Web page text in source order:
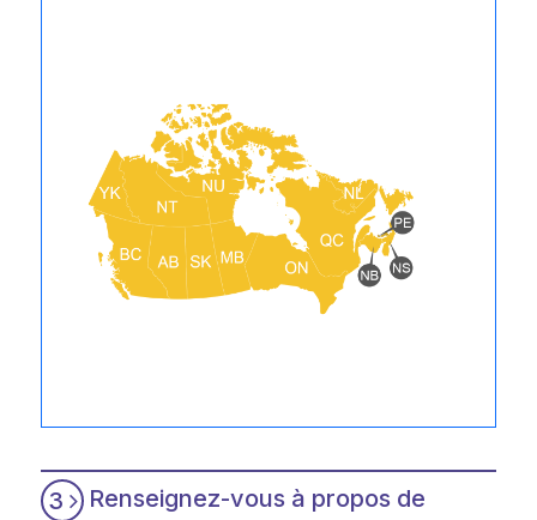
3
Renseignez-vous à propos de